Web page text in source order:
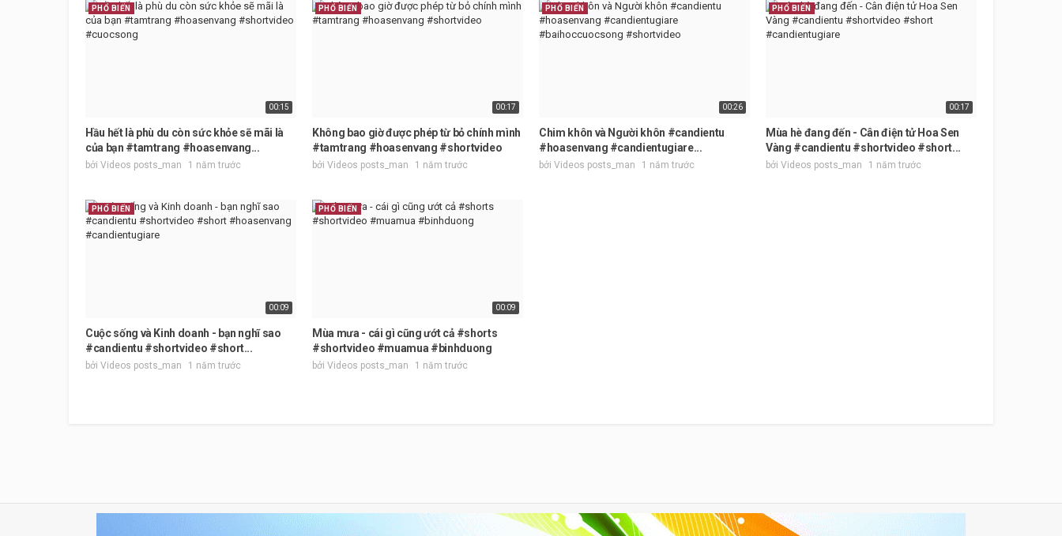
00:15
PHỔ BIẾN
Hầu hết là phù du còn sức khỏe sẽ mãi là
của bạn #tamtrang #hoasenvang...
bởi Videos posts_man 1 năm trước
00:17
PHỔ BIẾN
Không bao giờ được phép từ bỏ chính mình
#tamtrang #hoasenvang #shortvideo
bởi Videos posts_man 1 năm trước
00:26
PHỔ BIẾN
Chim khôn và Người khôn #candientu
#hoasenvang #candientugiare...
bởi Videos posts_man 1 năm trước
00:17
PHỔ BIẾN
Mùa hè đang đến - Cân điện tử Hoa Sen
Vàng #candientu #shortvideo #short...
bởi Videos posts_man 1 năm trước
00:09
PHỔ BIẾN
Cuộc sống và Kinh doanh - bạn nghĩ sao
#candientu #shortvideo #short...
bởi Videos posts_man 1 năm trước
00:09
PHỔ BIẾN
Mùa mưa - cái gì cũng ướt cả #shorts
#shortvideo #muamua #binhduong
bởi Videos posts_man 1 năm trước